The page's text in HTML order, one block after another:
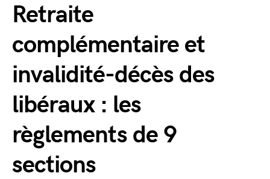
Retraite
complémentaire et
invalidité-décès des
libéraux : les
règlements de 9
sections